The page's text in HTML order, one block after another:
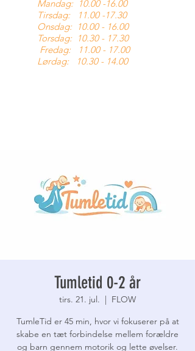
Mandag: 10.00 -16.00
Tirsdag:
11.00 -17.30
Onsdag: 10.00 - 16.00
Torsdag: 10.30 - 17.30
Fredag:
11.00 - 17.00
Lørdag:
10.30 - 14.00
Tumletid 0-2 år
tirs. 21. jul.
  |
FLOW
TumleTid er 45 min, hvor vi fokuserer på at
skabe en tæt forbindelse mellem forældre
og barn gennem motorik og lette øvelser.